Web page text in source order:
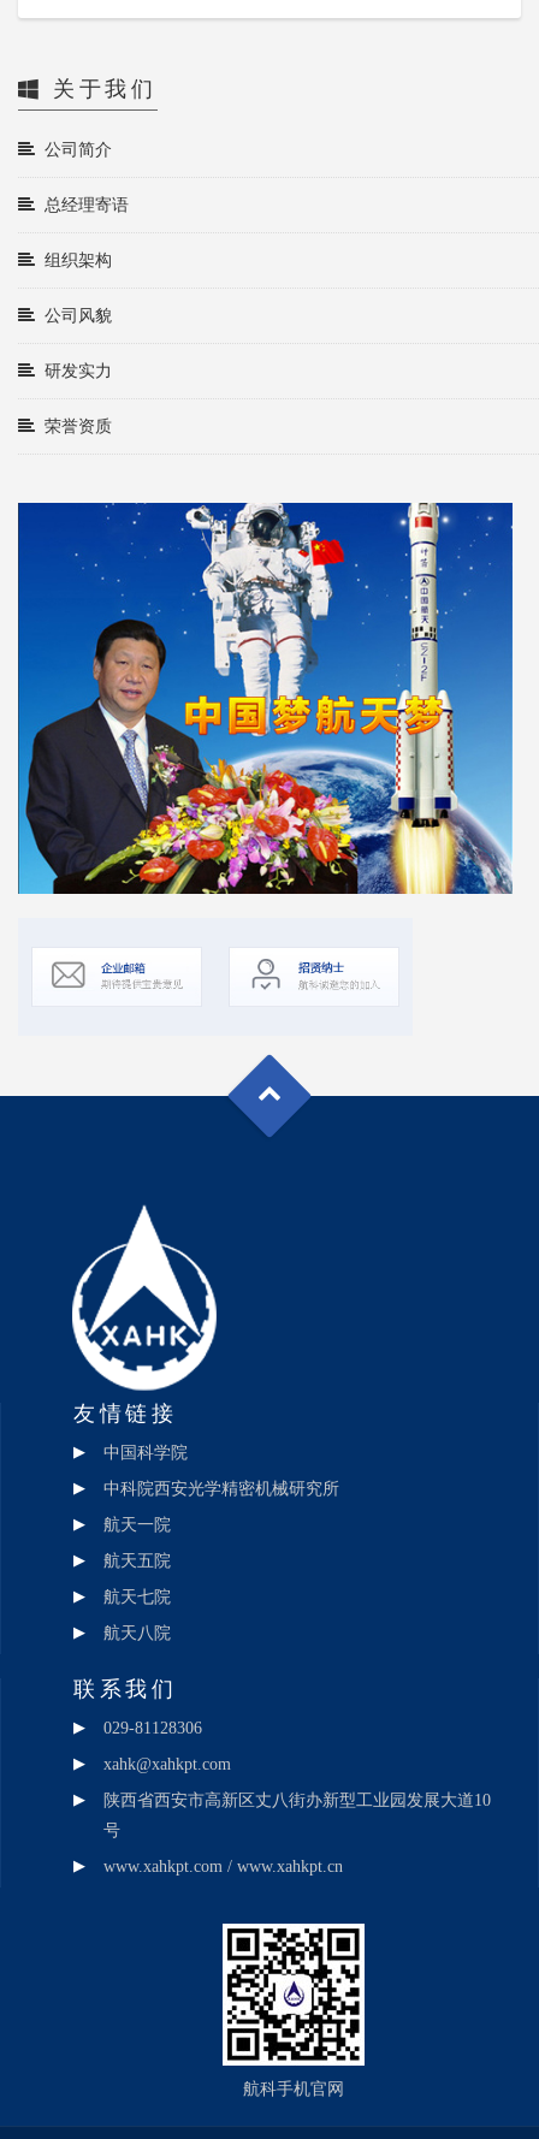
关于我们
公司简介
总经理寄语
组织架构
公司风貌
研发实力
荣誉资质
友情链接
中国科学院
中科院西安光学精密机械研究所
航天一院
航天五院
航天七院
航天八院
联系我们
029-81128306
xahk@xahkpt.com
陕西省西安市高新区丈八街办新型工业园发展大道10
号
www.xahkpt.com / www.xahkpt.cn
航科手机官网